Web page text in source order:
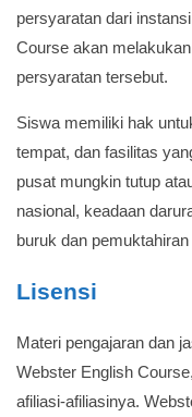
persyaratan dari
Course akan
persyaratan tersebut.
Siswa memiliki hak
tempat, dan fasilitas
pusat mungkin tutup
nasional, keadaan
buruk dan
Lisensi
Materi pengajaran dan
Webster English
afiliasi-afiliasinya.